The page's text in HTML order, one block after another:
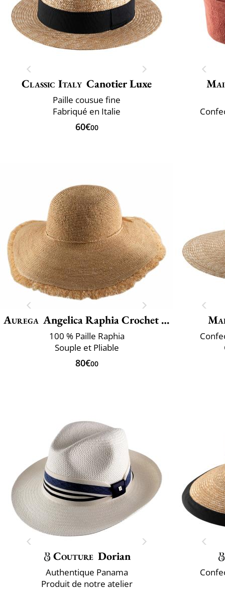
Classic Italy Canotier Luxe
Paille cousue fine
Fabriqué en Italie
60€00
Aurega Angelica Raphia Crochet Frange
100 % Paille Raphia
Souple et Pliable
80€00
Couture Dorian
Authentique Panama
Produit de notre atelier